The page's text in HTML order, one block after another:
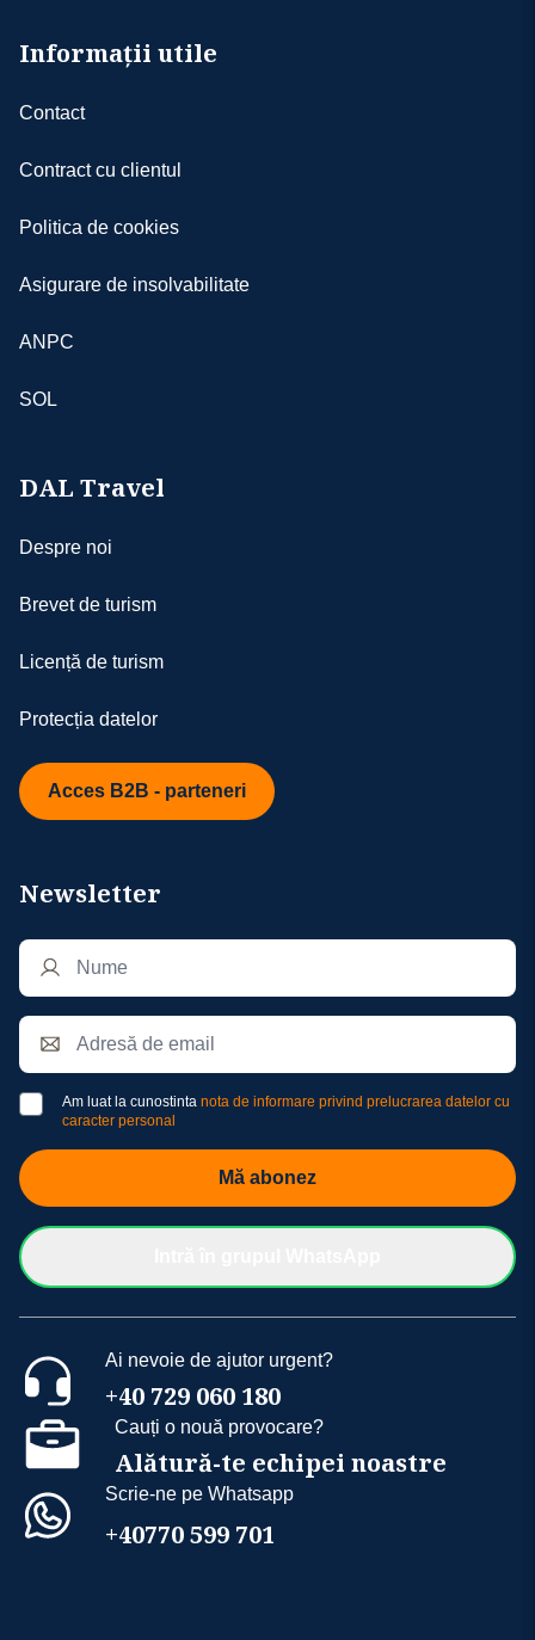
Informații utile
Contact
Contract cu clientul
Politica de cookies
Asigurare de insolvabilitate
ANPC
SOL
DAL Travel
Despre noi
Brevet de turism
Licență de turism
Protecția datelor
Acces B2B - parteneri
Newsletter
Am luat la cunostinta nota de informare privind prelucrarea datelor cu
caracter personal
Mă abonez
Ai nevoie de ajutor urgent?
+40 729 060 180
Cauți o nouă provocare?
Alătură-te echipei noastre
Scrie-ne pe Whatsapp
+40770 599 701